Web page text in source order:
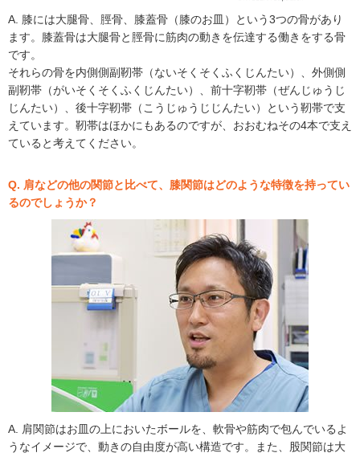
A. 膝には大腿骨、脛骨、膝蓋骨（膝のお皿）という3つの骨があり
ます。膝蓋骨は大腿骨と脛骨に筋肉の動きを伝達する働きをする骨
です。
それらの骨を内側側副靭帯（ないそくそくふくじんたい）、外側側
副靭帯（がいそくそくふくじんたい）、前十字靭帯（ぜんじゅうじ
じんたい）、後十字靭帯（こうじゅうじじんたい）という靭帯で支
えています。靭帯はほかにもあるのですが、おおむねその4本で支え
ていると考えてください。
Q. 肩などの他の関節と比べて、膝関節はどのような特徴を持ってい
るのでしょうか？
A. 肩関節はお皿の上においたボールを、軟骨や筋肉で包んでいるよ
うなイメージで、動きの自由度が高い構造です。また、股関節は大